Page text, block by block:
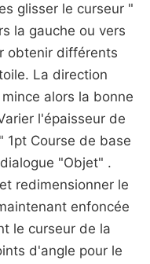
glisser le curseur "
la gauche ou vers
obtenir différents
La direction
alors la bonne
l'épaisseur de
1pt Course de base
"Objet" .
redimensionner le
enfoncée
le curseur de la
d'angle pour le